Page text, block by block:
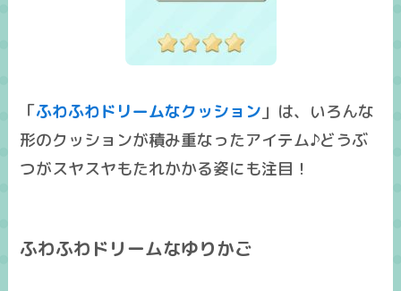
「ふわふわドリームなクッション」は、いろんな
形のクッションが積み重なったアイテム♪どうぶ
つがスヤスヤもたれかかる姿にも注目！
ふわふわドリームなゆりかご